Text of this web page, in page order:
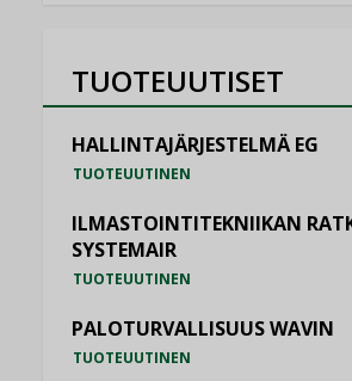
TUOTEUUTISET
HALLINTAJÄRJESTELMÄ EG
TUOTEUUTINEN
ILMASTOINTITEKNIIKAN
SYSTEMAIR
TUOTEUUTINEN
PALOTURVALLISUUS WAVIN
TUOTEUUTINEN